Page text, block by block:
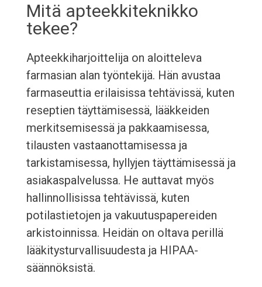
Mitä apteekkiteknikko
tekee?
Apteekkiharjoittelija on aloitteleva
farmasian alan työntekijä. Hän avustaa
farmaseuttia erilaisissa tehtävissä, kuten
reseptien täyttämisessä, lääkkeiden
merkitsemisessä ja pakkaamisessa,
tilausten vastaanottamisessa ja
tarkistamisessa, hyllyjen täyttämisessä ja
asiakaspalvelussa. He auttavat myös
hallinnollisissa tehtävissä, kuten
potilastietojen ja vakuutuspapereiden
arkistoinnissa. Heidän on oltava perillä
lääkitysturvallisuudesta ja HIPAA-
säännöksistä.